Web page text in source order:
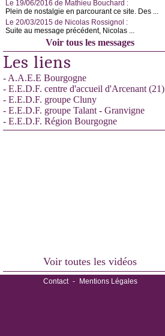
Le 19/06/2016 de Mathieu Bouchard :
Plein de nostalgie en parcourant ce site. Des ...
Le 20/03/2015 de Nicolas Rossignol :
Suite au message précédent, Nicolas ...
Voir tous les messages
Les liens
- A.A.E.E Bourgogne
- E.E.D.F. centre d'accueil d'Arcenant (21)
- E.E.D.F. groupe Cluny
- E.E.D.F. groupe Talant - Granvigne
- E.E.D.F. Région Bourgogne
Voir toutes les vidéos
Contact - Mentions Légales